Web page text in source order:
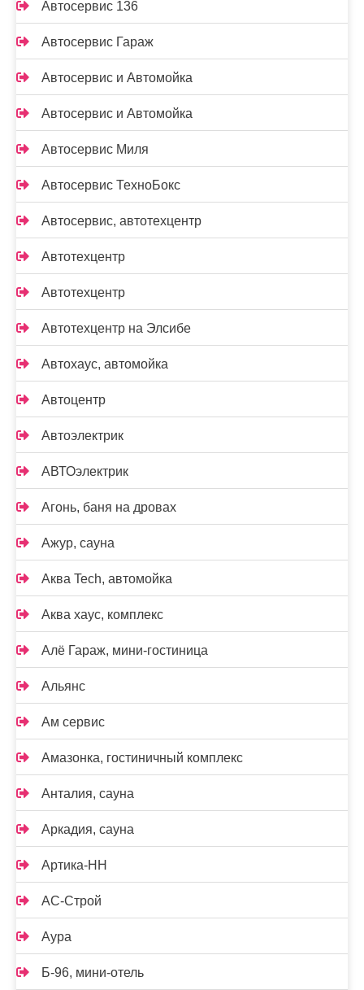
Автосервис 136
Автосервис Гараж
Автосервис и Автомойка
Автосервис и Автомойка
Автосервис Миля
Автосервис ТехноБокс
Автосервис, автотехцентр
Автотехцентр
Автотехцентр
Автотехцентр на Элсибе
Автохаус, автомойка
Автоцентр
Автоэлектрик
АВТОэлектрик
Агонь, баня на дровах
Ажур, сауна
Аква Tech, автомойка
Аква хаус, комплекс
Алё Гараж, мини-гостиница
Альянс
Ам сервис
Амазонка, гостиничный комплекс
Анталия, сауна
Аркадия, сауна
Артика-НН
АС-Строй
Аура
Б-96, мини-отель